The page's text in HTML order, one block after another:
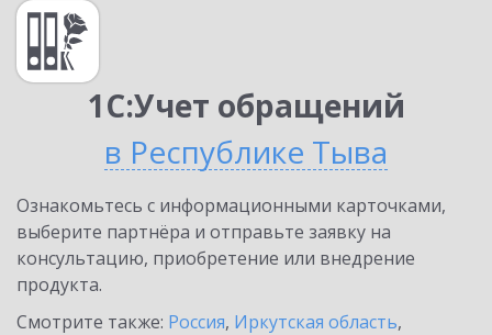
1С:Учет обращений
в Республике Тыва
Ознакомьтесь с информационными карточками,
выберите партнёра и отправьте заявку на
консультацию, приобретение или внедрение
продукта.
Смотрите также: Россия, Иркутская область,